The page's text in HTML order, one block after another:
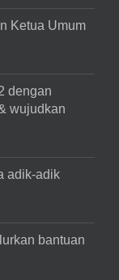
Ketua Umum
dengan
wujudkan
adik-adik
bantuan